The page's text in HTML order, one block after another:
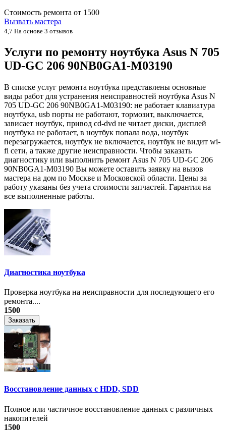
Стоимость ремонта от 1500
Вызвать мастера
4,7 На основе 3 отзывов
Услуги по ремонту ноутбука Asus N 705
UD-GC 206 90NB0GA1-M03190
В списке услуг ремонта ноутбука представлены основные
виды работ для устранения неисправностей ноутбука Asus N
705 UD-GC 206 90NB0GA1-M03190: не работает клавиатура
ноутбука, usb порты не работают, тормозит, выключается,
зависает ноутбук, привод cd-dvd не читает диски, дисплей
ноутбука не работает, в ноутбук попала вода, ноутбук
перезагружается, ноутбук не включается, ноутбук не видит wi-
fi сети, а также другие неисправности. Чтобы заказать
диагностику или выполнить ремонт Asus N 705 UD-GC 206
90NB0GA1-M03190 Вы можете оставить заявку на вызов
мастера на дом по Москве и Московской области. Цены за
работу указаны без учета стоимости запчастей. Гарантия на
все выполненные работы.
Диагностика ноутбука
Проверка ноутбука на неисправности для последующего его
ремонта....
1500
Заказать
Восстановление данных с HDD, SDD
Полное или частичное восстановление данных с различных
накопителей
1500